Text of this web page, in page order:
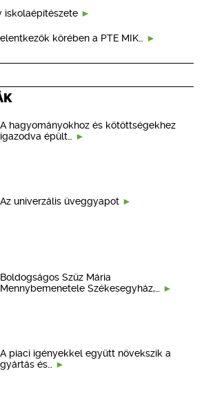
iskolaépítészete
körében a PTE MIK…
A hagyományokhoz és kötöttségekhez
igazodva épült…
Az univerzális üveggyapot
Boldogságos Szűz Mária
Mennybemenetele Székesegyház,…
A piaci igényekkel együtt növekszik a
gyártás és…